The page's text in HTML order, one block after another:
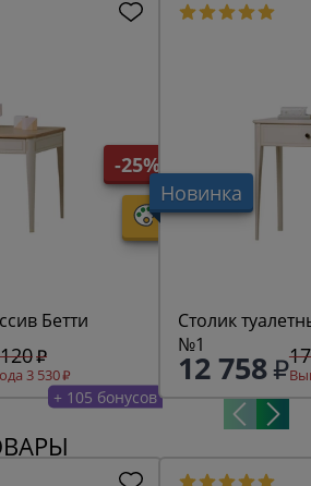
-25%
Бетти
3 530
+ 105 бонусов
Новинка
Столик
№1
12 758